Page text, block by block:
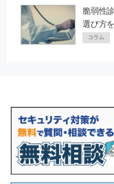
脆弱性
選び方
コラム